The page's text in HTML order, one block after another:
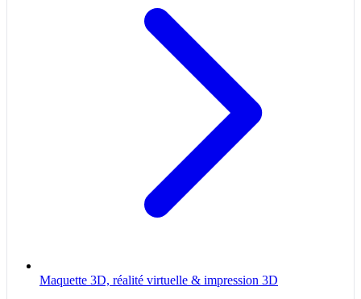
Maquette 3D, réalité virtuelle & impression 3D